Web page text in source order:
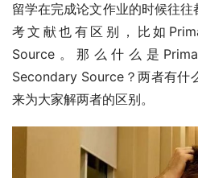
留学在完成论文作业的时候往
考文献也有区别，比如
Source。那么什么是
Secondary Source？两者有什
来为大家解两者的区别。